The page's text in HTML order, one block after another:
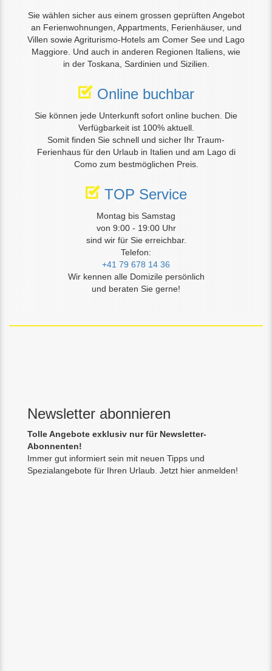
Sie wählen sicher aus einem grossen geprüften Angebot
an Ferienwohnungen, Appartments, Ferienhäuser, und
Villen sowie Agriturismo-Hotels am Comer See und Lago
Maggiore. Und auch in anderen Regionen Italiens, wie
in der Toskana, Sardinien und Sizilien.
Online buchbar
Sie können jede Unterkunft sofort online buchen. Die
Verfügbarkeit ist 100% aktuell.
Somit finden Sie schnell und sicher Ihr Traum-
Ferienhaus für den Urlaub in Italien und am Lago di
Como zum bestmöglichen Preis.
TOP Service
Montag bis Samstag
von 9:00 - 19:00 Uhr
sind wir für Sie erreichbar.
Telefon:
+41 79 678 14 36
Wir kennen alle Domizile persönlich
und beraten Sie gerne!
Newsletter abonnieren
Tolle Angebote exklusiv nur für Newsletter-
Abonnenten!
Immer gut informiert sein mit neuen Tipps und
Spezialangebote für Ihren Urlaub. Jetzt hier anmelden!